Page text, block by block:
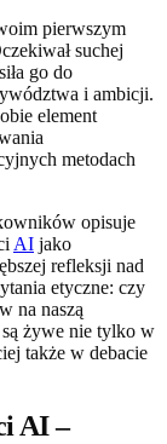
pierwszym
suchej
go do
i ambicji.
element
metodach
opisuje
AI jako
refleksji nad
etyczne: czy
na naszą
żywe nie tylko w
także w debacie
AI –